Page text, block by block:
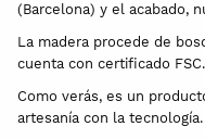
(Barcelona) y el acabado,
La madera procede de
cuenta con certificado FSC.
Como verás, es un
artesanía con la tecnología.